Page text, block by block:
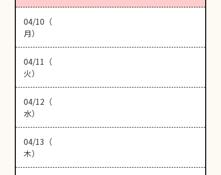
04/10（
月）
04/11（
火）
04/12（
水）
04/13（
木）